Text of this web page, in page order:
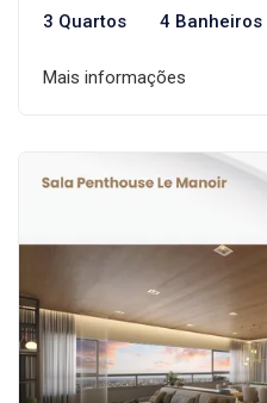
3 Quartos 4 Banheiros
Mais informações